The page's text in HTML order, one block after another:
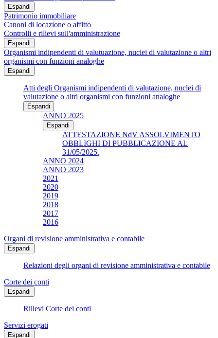
Espandi
Patrimonio immobiliare
Canoni di locazione o affitto
Controlli e rilievi sull'amministrazione
Espandi
Organismi indipendenti di valutuazione, nuclei di valutazione o altri
organismi con funzioni analoghe
Espandi
Atti degli Organismi indipendenti di valutazione, nuclei di
valutazione o altri organismi con funzioni analoghe
Espandi
ANNO 2025
Espandi
ATTESTAZIONE NdV ASSOLVIMENTO
OBBLIGHI DI PUBBLICAZIONE AL
31/05/2025.
ANNO 2024
ANNO 2023
2021
2020
2019
2018
2017
2016
Organi di revisione amministrativa e contabile
Espandi
Relazioni degli organi di revisione amministrativa e contabile
Corte dei conti
Espandi
Rilievi Corte dei conti
Servizi erogati
Espandi